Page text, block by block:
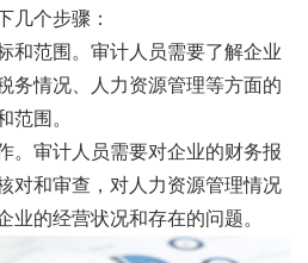
几个步骤：
范围。审计人员需要了解企业
务情况、人力资源管理等方面的
范围。
审计人员需要对企业的财务报
对和审查，对人力资源管理情况
业的经营状况和存在的问题。